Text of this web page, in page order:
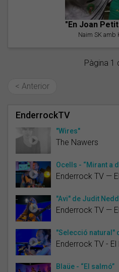
"En Joan
Naim SK amb
Pàgina 1
< Anterior
EnderrockTV
"Wires"
The Nawers
Ocells - “Mirant a
Enderrock TV —
"Avi" de Judit
Enderrock TV —
"Selecció natural"
Enderrock TV - El
Blaüe - “El salmó”